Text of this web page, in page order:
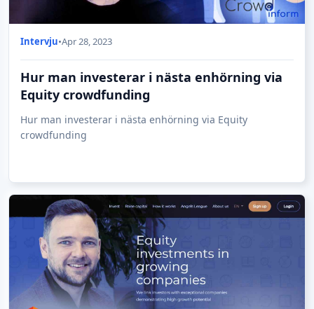
Intervju•Apr 28, 2023
Hur man investerar i nästa enhörning via
Equity crowdfunding
Hur man investerar i nästa enhörning via Equity
crowdfunding